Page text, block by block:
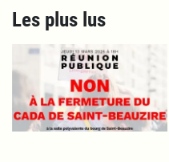
Les plus lus